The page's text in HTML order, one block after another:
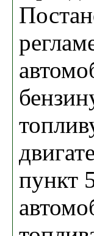
пункт